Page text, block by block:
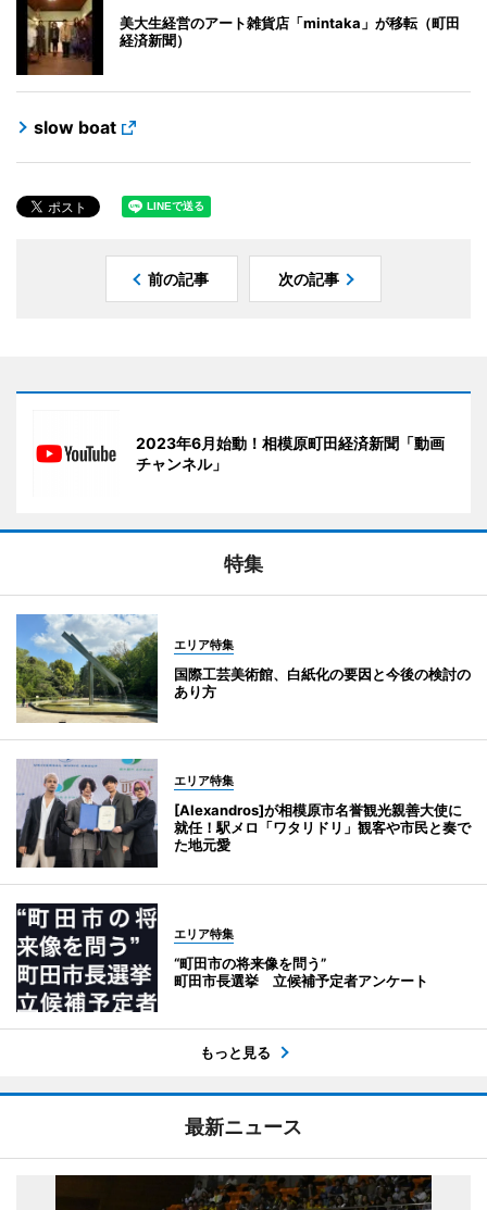
美大生経営のアート雑貨店「mintaka」が移転（町田
経済新聞）
slow boat
前の記事 次の記事
2023年6月始動！相模原町田経済新聞「動画
チャンネル」
特集
エリア特集
国際工芸美術館、白紙化の要因と今後の検討の
あり方
エリア特集
[Alexandros]が相模原市名誉観光親善大使に
就任！駅メロ「ワタリドリ」観客や市民と奏で
た地元愛
エリア特集
“町田市の将来像を問う”
町田市長選挙 立候補予定者アンケート
もっと見る
最新ニュース